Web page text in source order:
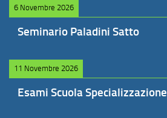
6 Novembre 2026
Seminario Paladini Satto
11 Novembre 2026
Esami Scuola Specializzazione